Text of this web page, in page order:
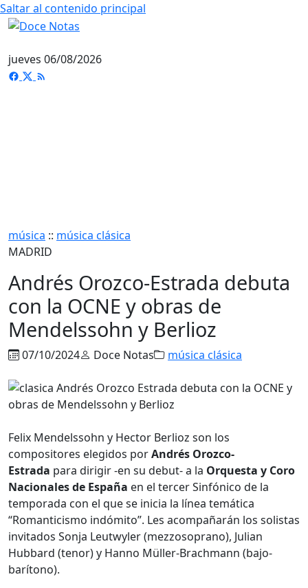
Saltar al contenido principal
jueves 06/08/2026
música :: música clásica
MADRID
Andrés Orozco-Estrada debuta
con la OCNE y obras de
Mendelssohn y Berlioz
07/10/2024 Doce Notas música clásica
Felix Mendelssohn y Hector Berlioz son los
compositores elegidos porAndrés Orozco-
Estrada para dirigir -en su debut- a la Orquesta y Coro
Nacionales de España en el tercer Sinfónico de la
temporada con el que se inicia la línea temática
“Romanticismo indómito”. Les acompañarán los solistas
invitados Sonja Leutwyler (mezzosoprano), Julian
Hubbard (tenor) y Hanno Müller-Brachmann (bajo-
barítono).